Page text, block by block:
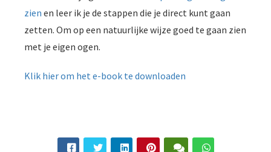
zien en leer ik je de stappen die je direct kunt gaan
zetten. Om op een natuurlijke wijze goed te gaan zien
met je eigen ogen.
Klik hier om het e-book te downloaden